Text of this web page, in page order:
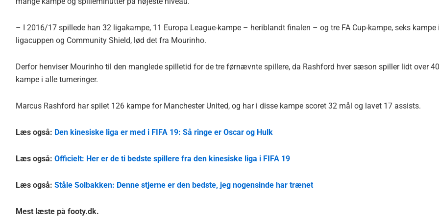
– I 2016/17 spillede han 32 ligakampe, 11 Europa League-kampe – heriblandt finalen – og tre FA Cup-kampe, seks kampe i
ligacuppen og Community Shield, lød det fra Mourinho.
Derfor henviser Mourinho til den manglede spilletid for de tre førnævnte spillere, da Rashford hver sæson spiller lidt over 40
kampe i alle turneringer.
Marcus Rashford har spilet 126 kampe for Manchester United, og har i disse kampe scoret 32 mål og lavet 17 assists.
Læs også: Den kinesiske liga er med i FIFA 19: Så ringe er Oscar og Hulk
Læs også: Officielt: Her er de ti bedste spillere fra den kinesiske liga i FIFA 19
Læs også: Ståle Solbakken: Denne stjerne er den bedste, jeg nogensinde har trænet
Mest læste på footy.dk.